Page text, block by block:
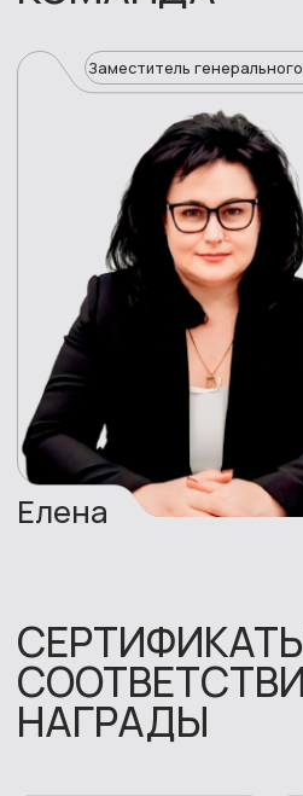
Услуги
Калькулятор
+7 (800) 775-83-73
pr@replycenter.ru
Политика конфиденциальности и
персональных данных
Согласие на обработку
данных
© 2023 ООО "Реплай центр"